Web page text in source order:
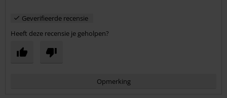
Geverifieerde recensie
Heeft deze recensie je geholpen?
Opmerking